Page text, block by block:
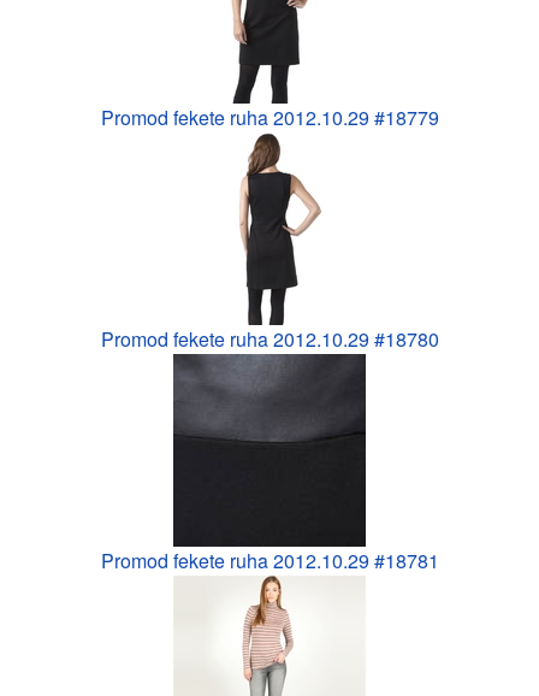
Promod fekete ruha 2012.10.29 #18779
Promod fekete ruha 2012.10.29 #18780
Promod fekete ruha 2012.10.29 #18781